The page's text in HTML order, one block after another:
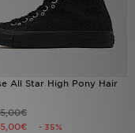
All Star High Pony Hair
- 35%